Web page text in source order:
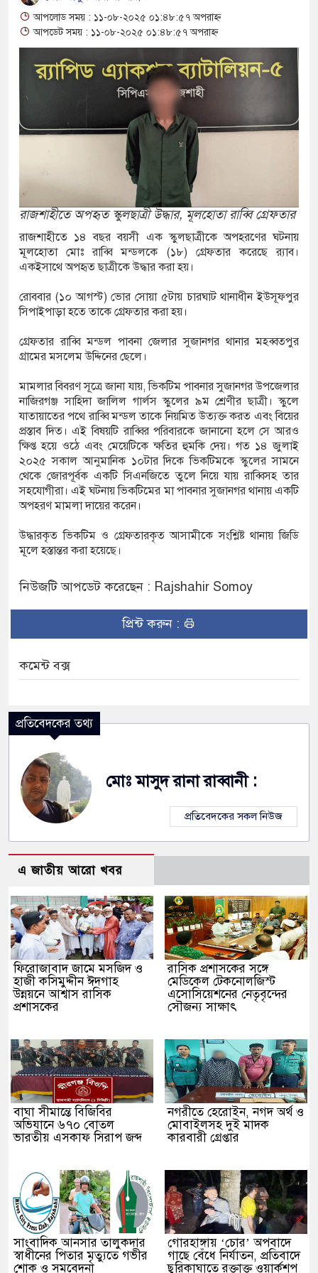
ইয়াবা, ট্যাপেন্টাডল ট্যাবলেট সহ মাদক কারবারী
মুখোমুখি সংঘর্ষে নিহত বেড়ে ৯
থেকে দ্বিতীয় দিন শেষ করল বাংলাদেশ
আরও ৩ শিশুর মৃত্যু
সেনাঘাঁটি ইরান সমর্থিত হুথির নিশানায়,
ইয়ুথ চেঞ্জমেকার্স নেটওয়ার্কের উদ্যোগে
বৃক্ষরোপণ ও চারা বিতরণ কর্মসূচির উদ্বোধন
আক্রান্ত অসহায় রোগীর পাশে পুঠিয়ার এসিল্যান্ড
পরিচয়ে দুইজন আটক, আবারও
‘মতিউর’! সন্দেহজনক চলাফেরায় প্রশ্ন
অনুমোদনহীন দই, মিষ্টি ও ঘি বিক্রেতাকে
স্ক্যাফসহ নারী মাদক কারবারি গ্রেপ্তার
আপলোড সময় : ১১-০৮-২০২৫ ০১:৪৮:৫৭ অপরাহ্ন
আপডেট সময় : ১১-০৮-২০২৫ ০১:৪৮:৫৭ অপরাহ্ন
রাজশাহীতে অপহৃত স্কুলছাত্রী উদ্ধার, মূলহোতা রাব্বি গ্রেফতার
রাজশাহীতে ১৪ বছর বয়সী এক স্কুলছাত্রীকে অপহরণের ঘটনায়
মূলহোতা মোঃ রাব্বি মন্ডলকে (১৮) গ্রেফতার করেছে র‌্যাব।
একইসাথে অপহৃত ছাত্রীকে উদ্ধার করা হয়।
রোববার (১০ আগস্ট) ভোর সোয়া ৫টায় চারঘাট থানাধীন ইউসূফপুর
সিপাইপাড়া হতে তাকে গ্রেফতার করা হয়।
গ্রেফতার রাব্বি মন্ডল পাবনা জেলার সুজানগর থানার মহব্বতপুর
গ্রামের মসলেম উদ্দিনের ছেলে।
মামলার বিবরণ সূত্রে জানা যায়, ভিকটিম পাবনার সুজানগর উপজেলার
নাজিরগঞ্জ সাহিদা জালিল গার্লস স্কুলের ৯ম শ্রেণীর ছাত্রী। স্কুলে
যাতায়াতের পথে রাব্বি মন্ডল তাকে নিয়মিত উত্যক্ত করত এবং বিয়ের
প্রস্তাব দিত। এই বিষয়টি রাব্বির পরিবারকে জানানো হলে সে আরও
ক্ষিপ্ত হয়ে ওঠে এবং মেয়েটিকে ক্ষতির হুমকি দেয়। গত ১৪ জুলাই
২০২৫ সকাল আনুমানিক ১০টার দিকে ভিকটিমকে স্কুলের সামনে
থেকে জোরপূর্বক একটি সিএনজিতে তুলে নিয়ে যায় রাব্বিসহ তার
সহযোগীরা। এই ঘটনায় ভিকটিমের মা পাবনার সুজানগর থানায় একটি
অপহরণ মামলা দায়ের করেন।
উদ্ধারকৃত ভিকটিম ও গ্রেফতারকৃত আসামীকে সংশ্লিষ্ট থানায় জিডি
মূলে হস্তান্তর করা হয়েছে।
নিউজটি আপডেট করেছেন : Rajshahir Somoy
প্রিন্ট করুন :
কমেন্ট বক্স
প্রতিবেদকের তথ্য
মোঃ মাসুদ রানা রাব্বানী :
প্রতিবেদকের সকল নিউজ
এ জাতীয় আরো খবর
ফিরোজাবাদ জামে মসজিদ ও
হাজী কসিমুদ্দীন ঈদগাহ
উন্নয়নে আশ্বাস রাসিক
প্রশাসকের
​রাসিক প্রশাসকের সঙ্গে
মেডিকেল টেকনোলজিস্ট
এসোসিয়েশনের নেতৃবৃন্দের
সৌজন্য সাক্ষাৎ
বাঘা সীমান্তে বিজিবির
অভিযানে ৬৭০ বোতল
ভারতীয় এসকাফ সিরাপ জব্দ
নগরীতে হেরোইন, নগদ অর্থ ও
মোবাইলসহ দুই মাদক
কারবারী গ্রেপ্তার
সাংবাদিক আনসার তালুকদার
স্বাধীনের পিতার মৃত্যুতে গভীর
শোক ও সমবেদনা
গোরহাঙ্গায় ‘চোর’ অপবাদে
গাছে বেঁধে নির্যাতন, প্রতিবাদে
ছুরিকাঘাতে রক্তাক্ত ওয়ার্কশপ